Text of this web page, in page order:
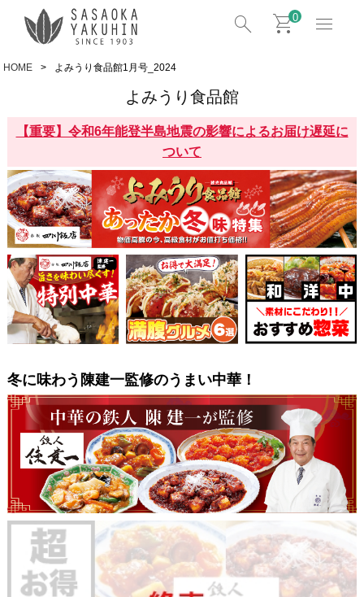
search shopping_cart0 menu
HOME よみうり食品館1月号_2024
よみうり食品館
【重要】令和6年能登半島地震の影響によるお届け遅延に
ついて
冬に味わう陳建一監修のうまい中華！